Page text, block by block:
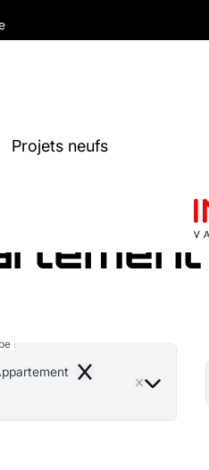
Projets neufs
Remove